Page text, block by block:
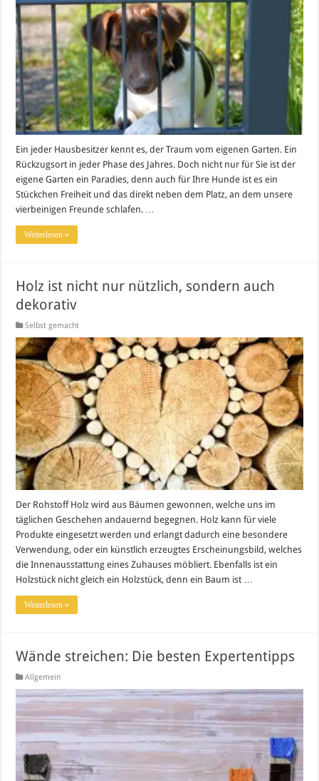
Ein jeder Hausbesitzer kennt es, der Traum vom eigenen Garten. Ein
Rückzugsort in jeder Phase des Jahres. Doch nicht nur für Sie ist der
eigene Garten ein Paradies, denn auch für Ihre Hunde ist es ein
Stückchen Freiheit und das direkt neben dem Platz, an dem unsere
vierbeinigen Freunde schlafen. …
Weiterlesen »
Holz ist nicht nur nützlich, sondern auch
dekorativ
Selbst gemacht
Der Rohstoff Holz wird aus Bäumen gewonnen, welche uns im
täglichen Geschehen andauernd begegnen. Holz kann für viele
Produkte eingesetzt werden und erlangt dadurch eine besondere
Verwendung, oder ein künstlich erzeugtes Erscheinungsbild, welches
die Innenausstattung eines Zuhauses möbliert. Ebenfalls ist ein
Holzstück nicht gleich ein Holzstück, denn ein Baum ist …
Weiterlesen »
Wände streichen: Die besten Expertentipps
Allgemein